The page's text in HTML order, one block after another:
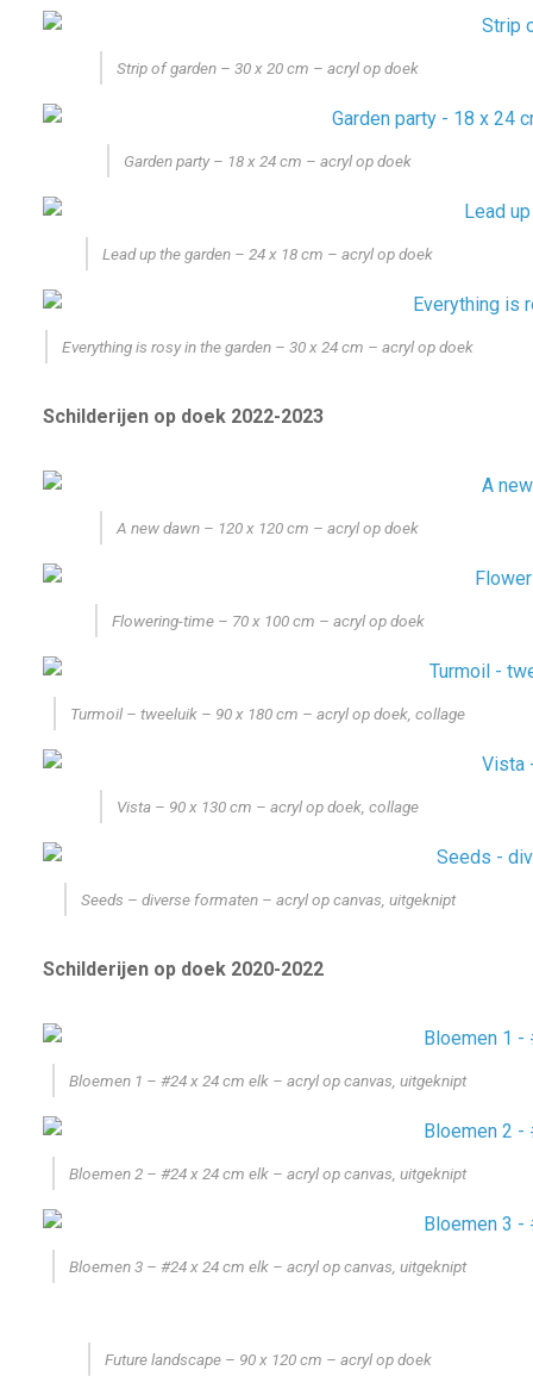
Strip of garden – 30 x 20 cm – acryl op doek
Garden party – 18 x 24 cm – acryl op doek
Lead up the garden – 24 x 18 cm – acryl op doek
Everything is rosy in the garden – 30 x 24 cm – acryl op doek
Schilderijen op doek 2022-2023
A new dawn – 120 x 120 cm – acryl op doek
Flowering-time – 70 x 100 cm – acryl op doek
Turmoil – tweeluik – 90 x 180 cm – acryl op doek, collage
Vista – 90 x 130 cm – acryl op doek, collage
Seeds – diverse formaten – acryl op canvas, uitgeknipt
Schilderijen op doek 2020-2022
Bloemen 1 – #24 x 24 cm elk – acryl op canvas, uitgeknipt
Bloemen 2 – #24 x 24 cm elk – acryl op canvas, uitgeknipt
Bloemen 3 – #24 x 24 cm elk – acryl op canvas, uitgeknipt
Future landscape – 90 x 120 cm – acryl op doek